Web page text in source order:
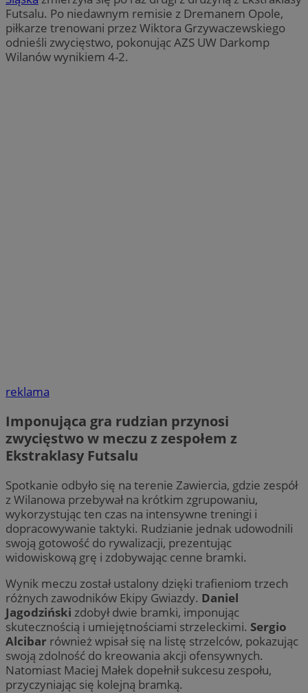
Futsalu. Po niedawnym remisie z Dremanem Opole,
piłkarze trenowani przez Wiktora Grzywaczewskiego
odnieśli zwycięstwo, pokonując AZS UW Darkomp
Wilanów wynikiem 4-2.
reklama
Imponująca gra rudzian przynosi
zwycięstwo w meczu z zespołem z
Ekstraklasy Futsalu
Spotkanie odbyło się na terenie Zawiercia, gdzie zespół
z Wilanowa przebywał na krótkim zgrupowaniu,
wykorzystując ten czas na intensywne treningi i
dopracowywanie taktyki. Rudzianie jednak udowodnili
swoją gotowość do rywalizacji, prezentując
widowiskową grę i zdobywając cenne bramki.
Wynik meczu został ustalony dzięki trafieniom trzech
różnych zawodników Ekipy Gwiazdy. Daniel
Jagodziński zdobył dwie bramki, imponując
skutecznością i umiejętnościami strzeleckimi. Sergio
Alcibar również wpisał się na listę strzelców, pokazując
swoją zdolność do kreowania akcji ofensywnych.
Natomiast Maciej Małek dopełnił sukcesu zespołu,
przyczyniając się kolejną bramką.